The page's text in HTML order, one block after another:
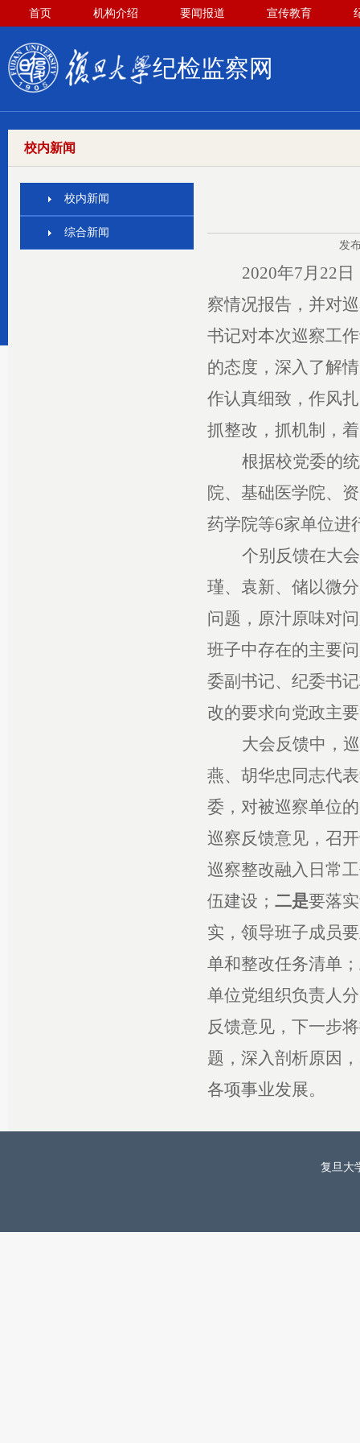
首页 机构介绍 要闻报道 宣传教育
纪检监察网
校内新闻
校内新闻
综合新闻
发
2020年7月 22 日
察情况报告，并对
书记对本次巡察工
的态度，深入了解
作认真细致，作风
抓整改，抓机制，
根据校党委的
院、基础医学院、
药学院等6家单位进
个别反馈在大
瑾、袁新、储以微
问题，原汁原味对
班子中存在的主要
委副书记、纪委书
改的要求向党政主
大会反馈中，
燕、胡华忠同志代
委，对被巡察单位
巡察反馈意见，召
巡察整改融入日常
伍建设； 二是要落
实，领导班子成员
单和整改任务清单；
单位党组织负责人
反馈意见，下一步
题，深入剖析原因
各项事业发展。
复旦大